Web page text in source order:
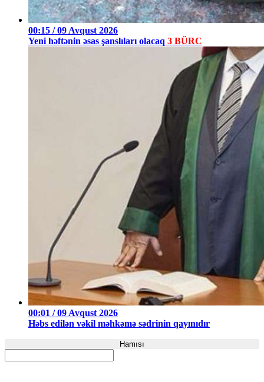
00:15 / 09 Avqust 2026
Yeni həftənin əsas şanslıları olacaq 3 BÜRC
00:01 / 09 Avqust 2026
Həbs edilən vəkil məhkəmə sədrinin qayınıdır
Hamısı